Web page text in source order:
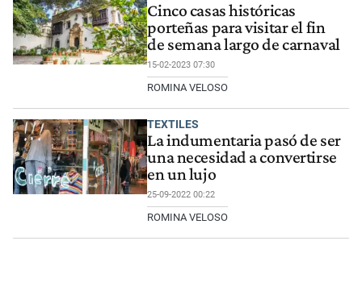
Cinco casas históricas
porteñas para visitar el fin
de semana largo de carnaval
15-02-2023 07:30
ROMINA VELOSO
TEXTILES
La indumentaria pasó de ser
una necesidad a convertirse
en un lujo
25-09-2022 00:22
ROMINA VELOSO